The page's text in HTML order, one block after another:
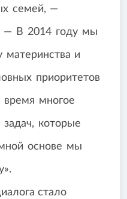
семей, —
— В 2014 году мы
и
приоритетов
время многое
которые
основе мы
стало